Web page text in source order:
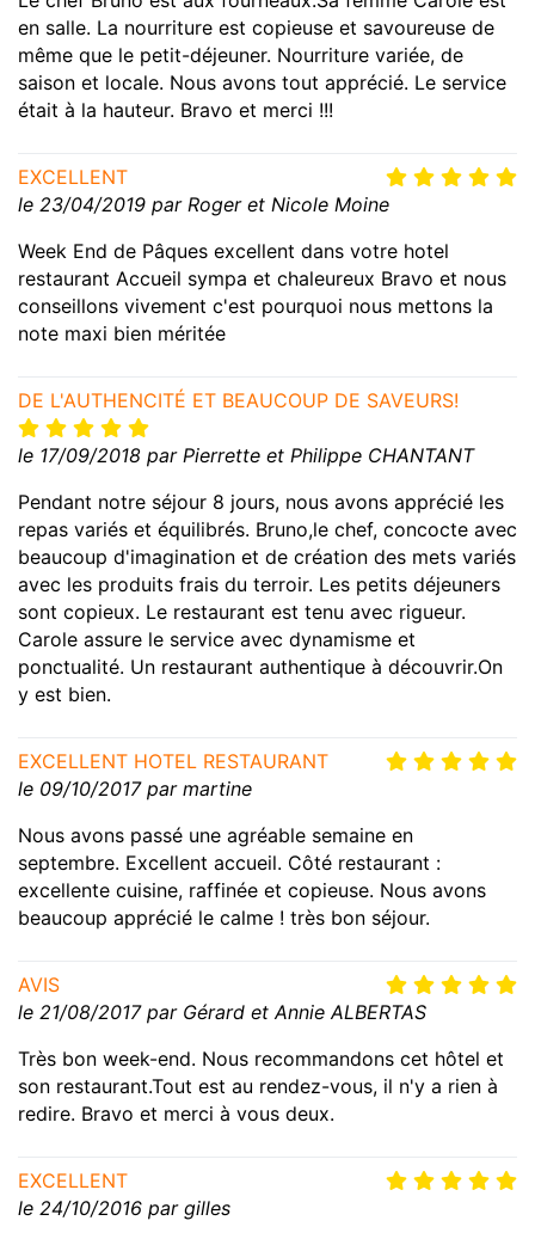
en salle. La nourriture est copieuse et savoureuse de
même que le petit-déjeuner. Nourriture variée, de
saison et locale. Nous avons tout apprécié. Le service
était à la hauteur. Bravo et merci !!!
EXCELLENT
le 23/04/2019 par Roger et Nicole Moine
Week End de Pâques excellent dans votre hotel
restaurant Accueil sympa et chaleureux Bravo et nous
conseillons vivement c'est pourquoi nous mettons la
note maxi bien méritée
DE L'AUTHENCITÉ ET BEAUCOUP DE SAVEURS!
le 17/09/2018 par Pierrette et Philippe CHANTANT
Pendant notre séjour 8 jours, nous avons apprécié les
repas variés et équilibrés. Bruno,le chef, concocte avec
beaucoup d'imagination et de création des mets variés
avec les produits frais du terroir. Les petits déjeuners
sont copieux. Le restaurant est tenu avec rigueur.
Carole assure le service avec dynamisme et
ponctualité. Un restaurant authentique à découvrir.On
y est bien.
EXCELLENT HOTEL RESTAURANT
le 09/10/2017 par martine
Nous avons passé une agréable semaine en
septembre. Excellent accueil. Côté restaurant :
excellente cuisine, raffinée et copieuse. Nous avons
beaucoup apprécié le calme ! très bon séjour.
AVIS
le 21/08/2017 par Gérard et Annie ALBERTAS
Très bon week-end. Nous recommandons cet hôtel et
son restaurant.Tout est au rendez-vous, il n'y a rien à
redire. Bravo et merci à vous deux.
EXCELLENT
le 24/10/2016 par gilles